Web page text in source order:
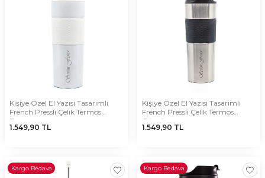
Kişiye Özel El Yazısı Tasarımlı
French Pressli Çelik Termos
Beyaz
1.549,90 TL
Kişiye Özel El Yazısı Tasarımlı
French Pressli Çelik Termos
Gümüş
1.549,90 TL
Kargo Bedava Kargo Bedava